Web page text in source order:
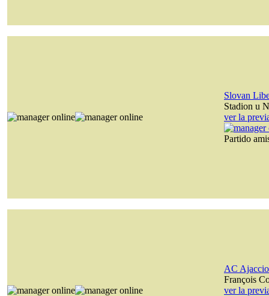
Slovan
Stadion u
ver la
Partido
AC Ajaccio
François
ver la